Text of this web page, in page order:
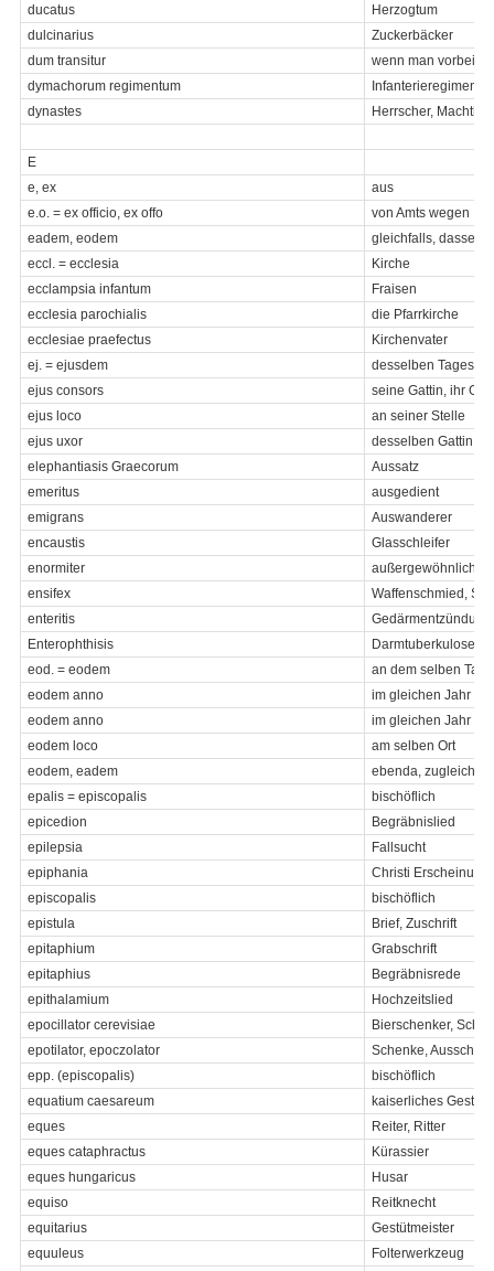
ducatus
Herzogtum
dulcinarius
Zuckerbäcker
dum transitur
wenn man
dymachorum regimentum
Infanterieregiment
dynastes
Herrscher,
E
e, ex
aus
e.o. = ex officio, ex offo
von Amts wegen
eadem, eodem
gleichfalls, dasselbe
eccl. = ecclesia
Kirche
ecclampsia infantum
Fraisen
ecclesia parochialis
die Pfarrkirche
ecclesiae praefectus
Kirchenvater
ej. = ejusdem
desselben Tages,
ejus consors
seine Gattin, ihr
ejus loco
an seiner Stelle
ejus uxor
desselben Gattin
elephantiasis Graecorum
Aussatz
emeritus
ausgedient
emigrans
Auswanderer
encaustis
Glasschleifer
enormiter
außergewöhnlich,
ensifex
Waffenschmied,
enteritis
Gedärmentzündung
Enterophthisis
Darmtuberkulose
eod. = eodem
an dem selben Tag,
eodem anno
im gleichen Jahr
eodem anno
im gleichen Jahr
eodem loco
am selben Ort
eodem, eadem
ebenda, zugleich,
epalis = episcopalis
bischöflich
epicedion
Begräbnislied
epilepsia
Fallsucht
epiphania
Christi Erscheinung
episcopalis
bischöflich
epistula
Brief, Zuschrift
epitaphium
Grabschrift
epitaphius
Begräbnisrede
epithalamium
Hochzeitslied
epocillator cerevisiae
Bierschenker,
epotilator, epoczolator
Schenke,
epp. (episcopalis)
bischöflich
equatium caesareum
kaiserliches Gestüt
eques
Reiter, Ritter
eques cataphractus
Kürassier
eques hungaricus
Husar
equiso
Reitknecht
equitarius
Gestütmeister
equuleus
Folterwerkzeug